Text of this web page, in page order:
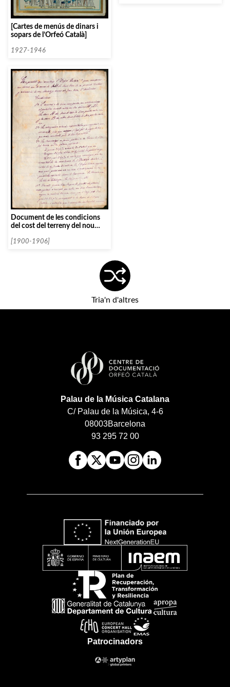
[Cartes de menús de dinars i
sopars de l’Orfeó Català]
1927-1946
Document de les condicions
del cost del terreny del nou
[1900-1906]
Tria'n d'altres
Palau de la Música Catalana
C/ Palau de la Música, 4-6
08003Barcelona
93 295 72 00
Patrocinadors